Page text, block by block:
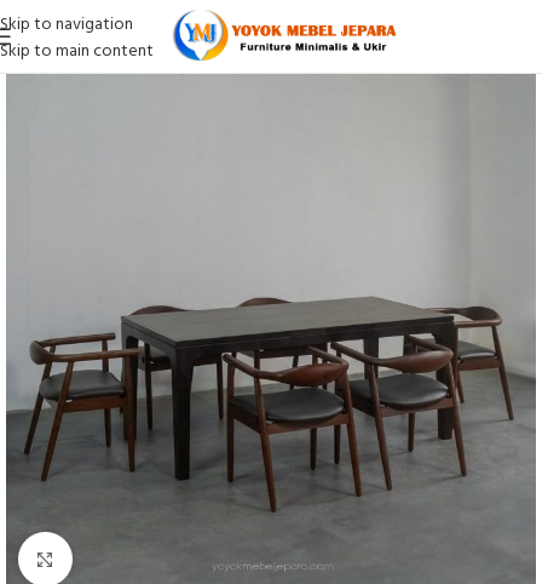
Skip to navigation
Skip to main content
Click to enlarge